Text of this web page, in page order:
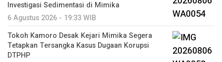
Investigasi Sedimentasi di Mimika
6 Agustus 2026 - 19:33 WIB
Tokoh Kamoro Desak Kejari Mimika Segera
Tetapkan Tersangka Kasus Dugaan Korupsi
DTPHP